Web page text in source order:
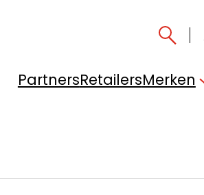
PartnersRetailersMerken